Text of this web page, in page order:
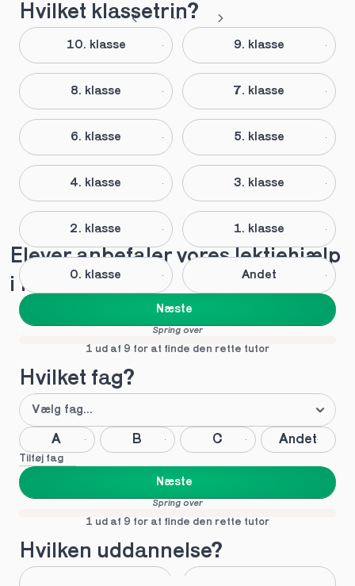
Hvilket klassetrin?
10. klasse 9. klasse
8. klasse 7. klasse
6. klasse 5. klasse
4. klasse 3. klasse
2. klasse 1. klasse
0. klasse Andet
Næste
Spring over
1 ud af 9 for at finde den rette tutor
Hvilket fag?
A B C Andet
Tilføj fag
Næste
Spring over
1 ud af 9 for at finde den rette tutor
Hvilken uddannelse?
Elever anbefaler vores lektiehjælp
i Holte